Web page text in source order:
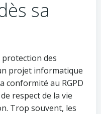
sa
protection des
projet informatique
conformité au RGPD
respect de la vie
Trop souvent, les